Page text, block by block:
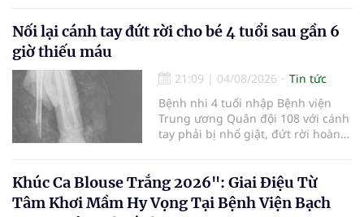
cường truyền thông, hoàn thiện
quy trình chuyên môn và hệ thống
hiến và ghép mô tạng.
Nối lại cánh tay đứt rời cho bé 4 tuổi sau gần 6
giờ thiếu máu
21:09 | 04/08/2026
Tin tức
Bệnh nhi 4 tuổi nhập Bệnh viện
Trung ương Quân đội 108 với cánh
tay phải bị nhổ giật, đứt rời hoàn
thương nặng và thời gian thiếu
máu kéo dài, các bác sĩ đã tái lập
tuần hoàn thành công sau ca vi
Khúc Ca Blouse Trắng 2026": Giai Điệu Từ
Tâm Khơi Mầm Hy Vọng Tại Bệnh Viện Bạch